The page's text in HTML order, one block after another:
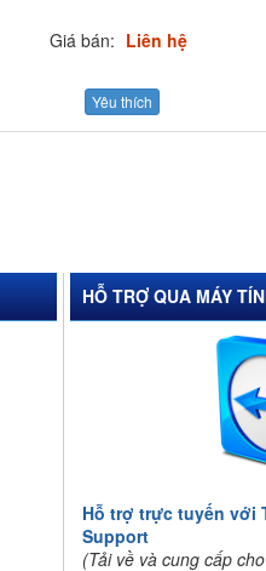
Giá bán: Liên hệ
Yêu thích
HỖ TRỢ QUA MÁY
Hỗ trợ trực tuyến với
Support
(Tải về và cung cấp